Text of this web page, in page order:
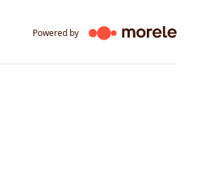
Powered by